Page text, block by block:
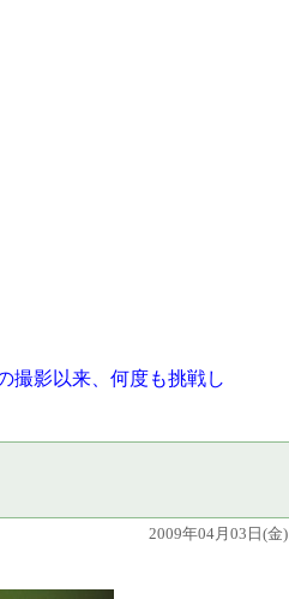
撮影以来、何度も挑戦し
2009年04月03日(金)